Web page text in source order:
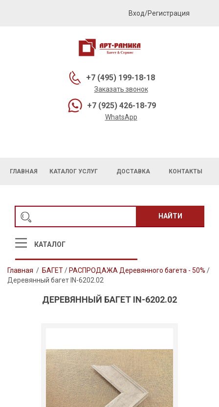
Вход/Регистрация
+7 (495) 199-18-18
Заказать звонок
+7 (925) 426-18-79
WhatsApp
ГЛАВНАЯ КАТАЛОГ УСЛУГ ДОСТАВКА КОНТАКТЫ
НАЙТИ
КАТАЛОГ
Главная / БАГЕТ/ РАСПРОДАЖА Деревянного багета - 50% /
Деревянный багет IN-6202.02
ДЕРЕВЯННЫЙ БАГЕТ IN-6202.02